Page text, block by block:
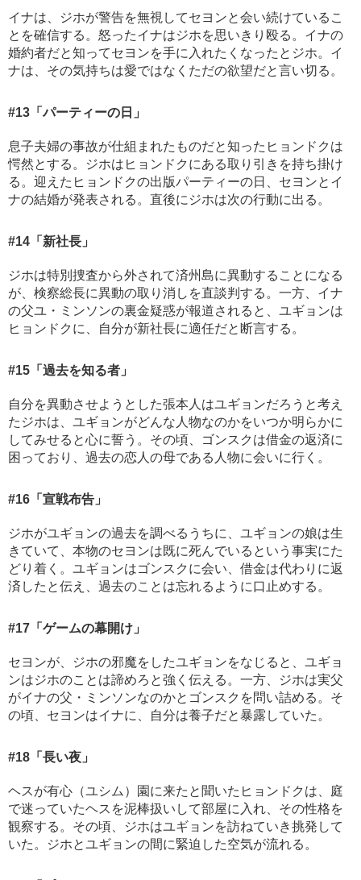
イナは、ジホが警告を無視してセヨンと会い続けているこ
とを確信する。怒ったイナはジホを思いきり殴る。イナの
婚約者だと知ってセヨンを手に入れたくなったとジホ。イ
ナは、その気持ちは愛ではなくただの欲望だと言い切る。
#13 「パーティーの日」
息子夫婦の事故が仕組まれたものだと知ったヒョンドクは
愕然とする。ジホはヒョンドクにある取り引きを持ち掛け
る。迎えたヒョンドクの出版パーティーの日、セヨンとイ
ナの結婚が発表される。直後にジホは次の行動に出る。
#14 「新社長」
ジホは特別捜査から外されて済州島に異動することになる
が、検察総長に異動の取り消しを直談判する。一方、イナ
の父ユ・ミンソンの裏金疑惑が報道されると、ユギョンは
ヒョンドクに、自分が新社長に適任だと断言する。
#15 「過去を知る者」
自分を異動させようとした張本人はユギョンだろうと考え
たジホは、ユギョンがどんな人物なのかをいつか明らかに
してみせると心に誓う。その頃、ゴンスクは借金の返済に
困っており、過去の恋人の母である人物に会いに行く。
#16 「宣戦布告」
ジホがユギョンの過去を調べるうちに、ユギョンの娘は生
きていて、本物のセヨンは既に死んでいるという事実にた
どり着く。ユギョンはゴンスクに会い、借金は代わりに返
済したと伝え、過去のことは忘れるように口止めする。
#17 「ゲームの幕開け」
セヨンが、ジホの邪魔をしたユギョンをなじると、ユギョ
ンはジホのことは諦めろと強く伝える。一方、ジホは実父
がイナの父・ミンソンなのかとゴンスクを問い詰める。そ
の頃、セヨンはイナに、自分は養子だと暴露していた。
#18 「長い夜」
ヘスが有心（ユシム）園に来たと聞いたヒョンドクは、庭
で迷っていたヘスを泥棒扱いして部屋に入れ、その性格を
観察する。その頃、ジホはユギョンを訪ねていき挑発して
いた。ジホとユギョンの間に緊迫した空気が流れる。